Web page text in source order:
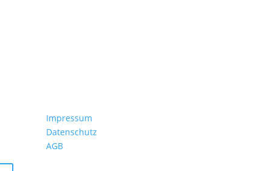
Impressum
Datenschutz
AGB